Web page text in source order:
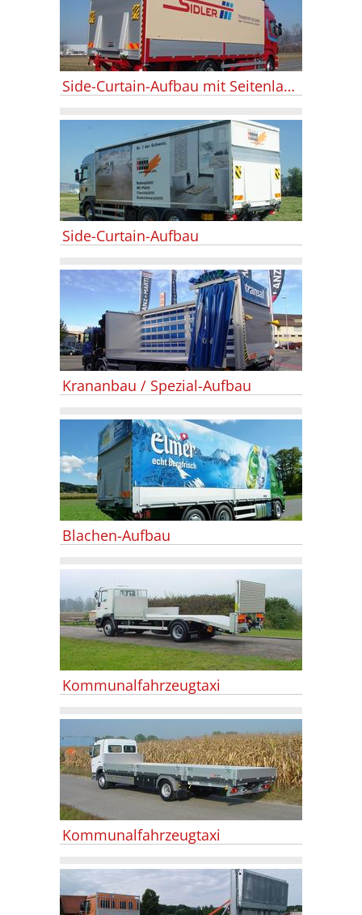
Side-Curtain-Aufbau mit Seitenladen
Side-Curtain-Aufbau
Krananbau / Spezial-Aufbau
Blachen-Aufbau
Kommunalfahrzeugtaxi
Kommunalfahrzeugtaxi